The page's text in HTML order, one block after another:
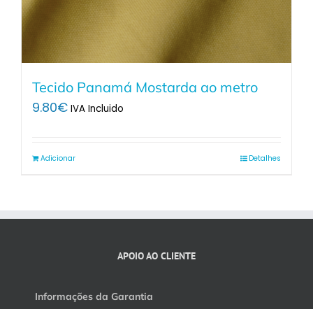
Tecido Panamá Mostarda ao metro
9.80€ IVA Incluido
Adicionar Detalhes
APOIO AO CLIENTE
Informações da Garantia